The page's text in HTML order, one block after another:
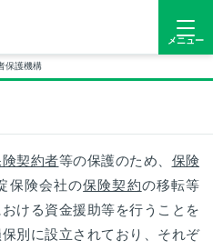
メニュー
保護機構
契約者等の保護のため、 保険
保険会社の保険契約の移転等
ける資金援助等を行うことを
別に設立されており、それぞ